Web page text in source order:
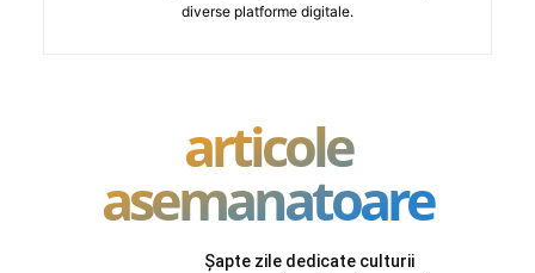
diverse platforme digitale.
articole
asemanatoare
Șapte zile dedicate culturii